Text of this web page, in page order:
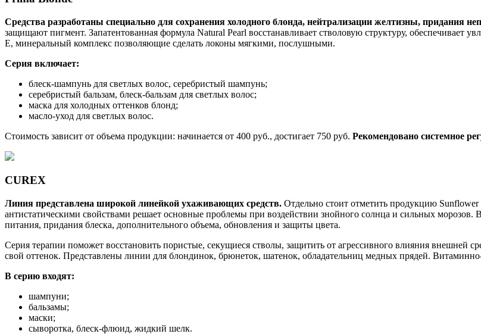
Средства разработаны специально для сохранения холодного блонда, нейтрализации желтизны, придания
защищают пигмент. Запатентованная формула Natural Pearl восстанавливает стволовую структуру, обеспечивает
Е, минеральный комплекс позволяющие сделать локоны мягкими, послушными.
Серия включает:
блеск-шампунь для светлых волос, серебристый шампунь;
серебристый бальзам, блеск-бальзам для светлых волос;
маска для холодных оттенков блонд;
масло-уход для светлых волос.
Стоимость зависит от объема продукции: начинается от 400 руб., достигает 750 руб. Рекомендовано системное
CUREX
Линия представлена широкой линейкой ухаживающих средств. Отдельно стоит отметить продукцию
антистатическими свойствами решает основные проблемы при воздействии знойного солнца и сильных
питания, придания блеска, дополнительного объема, обновления и защиты цвета.
Серия терапии поможет восстановить пористые, секущиеся стволы, защитить от агрессивного влияния внешней
свой оттенок. Представлены линии для блондинок, брюнеток, шатенок, обладательниц медных прядей.
В серию входят:
шампуни;
бальзамы;
маски;
сыворотка, блеск-флюид, жидкий шелк.